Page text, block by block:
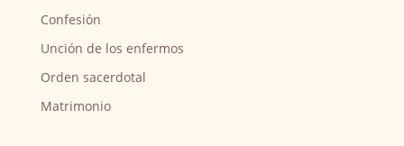
Confesión
Unción de los enfermos
Orden sacerdotal
Matrimonio